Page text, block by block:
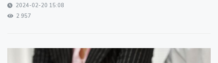
2024-02-20 15:08
2 957